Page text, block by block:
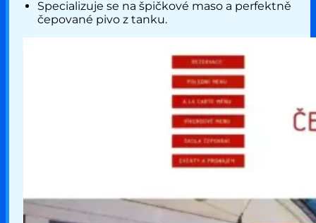
Specializuje se na špičkové maso a perfektně
čepované pivo z tanku.